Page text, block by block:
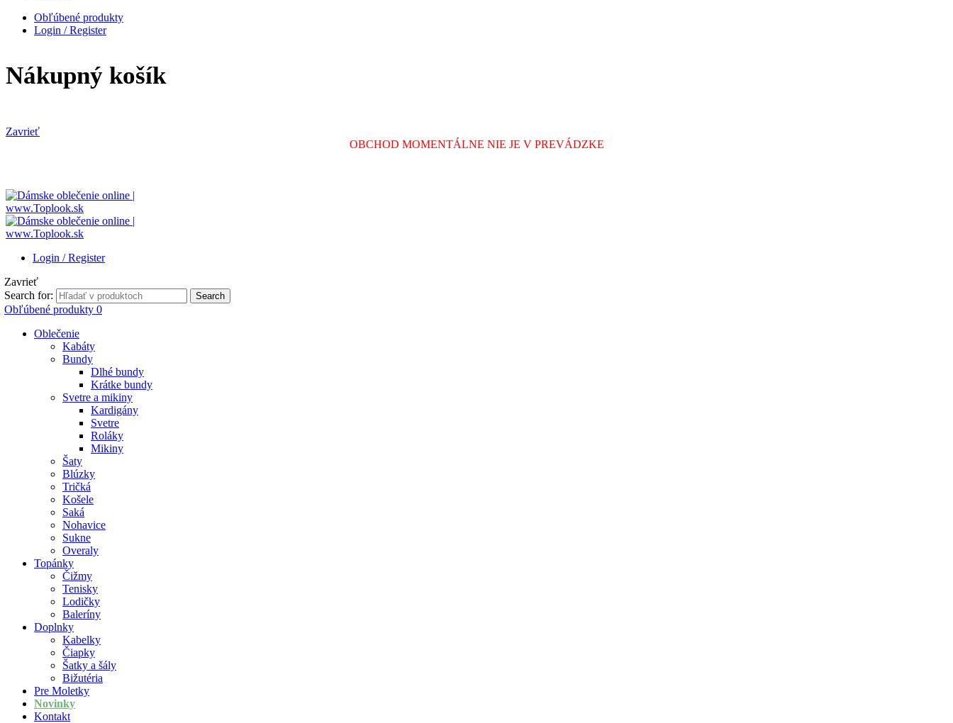
Obľúbené produkty
Login / Register
Nákupný košík
Zavrieť
OBCHOD MOMENTÁLNE NIE JE V PREVÁDZKE
Login / Register
Zavrieť
Search for:
Search
Obľúbené produkty 0
Oblečenie
Kabáty
Bundy
Dlhé bundy
Krátke bundy
Svetre a mikiny
Kardigány
Svetre
Roláky
Mikiny
Šaty
Blúzky
Tričká
Košele
Saká
Nohavice
Sukne
Overaly
Topánky
Čižmy
Tenisky
Lodičky
Baleríny
Doplnky
Kabelky
Čiapky
Šatky a šály
Bižutéria
Pre Moletky
Novinky
Kontakt